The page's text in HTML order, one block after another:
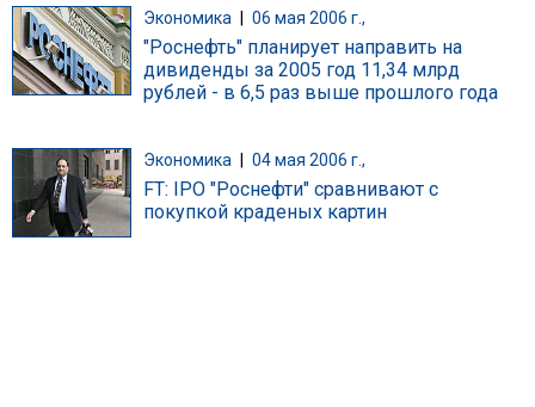
Экономика 06 мая 2006 г.,
"Роснефть" планирует направить на
дивиденды за 2005 год 11,34 млрд
рублей - в 6,5 раз выше прошлого года
Экономика 04 мая 2006 г.,
FT: IPO "Роснефти" сравнивают с
покупкой краденых картин